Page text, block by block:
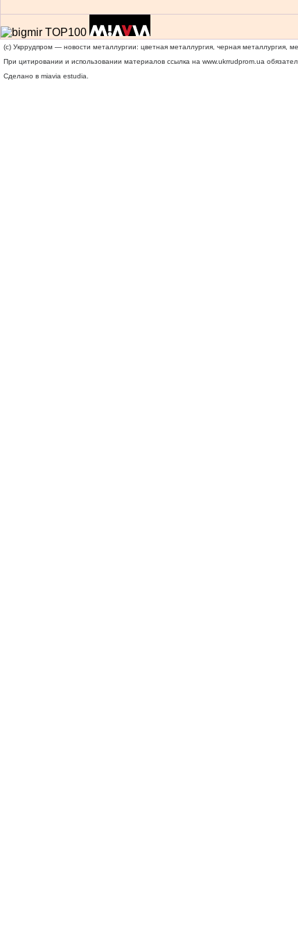
(c) Укррудпром — новости металлургии: цветная металлургия, черная металлургия,
При цитировании и использовании материалов ссылка на www.ukrrudprom.ua
Сделано в miavia estudia.